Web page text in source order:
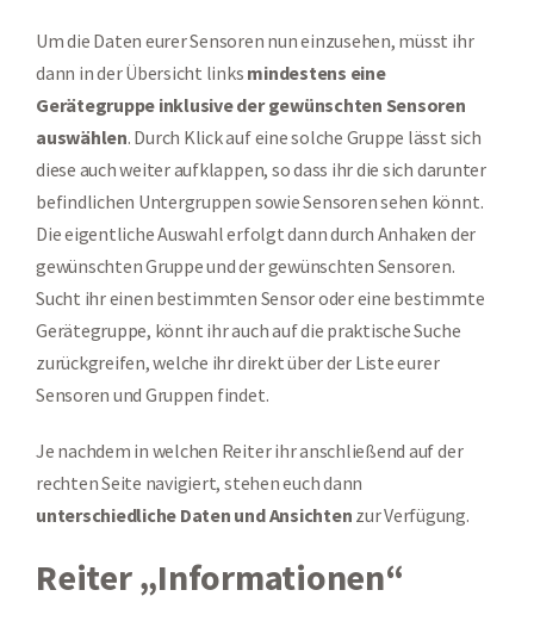
Um die Daten eurer Sensoren nun einzusehen, müsst ihr
dann in der Übersicht links mindestens eine
Gerätegruppe inklusive der gewünschten Sensoren
auswählen. Durch Klick auf eine solche Gruppe lässt sich
diese auch weiter aufklappen, so dass ihr die sich darunter
befindlichen Untergruppen sowie Sensoren sehen könnt.
Die eigentliche Auswahl erfolgt dann durch Anhaken der
gewünschten Gruppe und der gewünschten Sensoren.
Sucht ihr einen bestimmten Sensor oder eine bestimmte
Gerätegruppe, könnt ihr auch auf die praktische Suche
zurückgreifen, welche ihr direkt über der Liste eurer
Sensoren und Gruppen findet.
Je nachdem in welchen Reiter ihr anschließend auf der
rechten Seite navigiert, stehen euch dann
unterschiedliche Daten und Ansichten zur Verfügung.
Reiter „Informationen“